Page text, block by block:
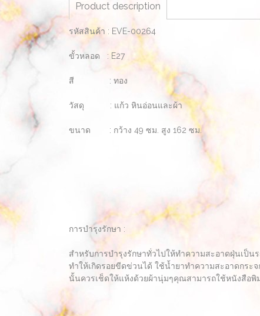
Product description
รหัสสินค้า : EVE-00264
ขั้วหลอด : E27
สี : ทอง
วัสดุ : แก้ว หินอ่อนและผ้า
ขนาด : กว้าง 49 ซม. สูง 162 ซม.
การบำรุงรักษา :
สำหรับการบำรุงรักษาทั่วไปให้ทำความสะอาดฝุ่นเป็
ทำให้เกิดรอยขีดข่วนได้ ใช้น้ำยาทำความสะอาดกระ
นั้นควรเช็ดให้แห้งด้วยผ้านุ่มๆคุณสามารถใช้หนังสือพิ